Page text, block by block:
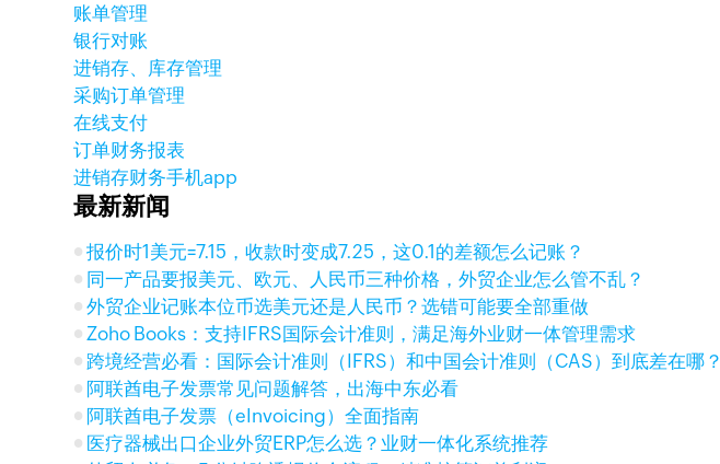
账单管理
银行对账
进销存、库存管理
采购订单管理
在线支付
订单财务报表
进销存财务手机app
最新新闻
报价时1美元=7.15，收款时变成7.25，这0.1的差额怎么记账？
同一产品要报美元、欧元、人民币三种价格，外贸企业怎么管不乱？
外贸企业记账本位币选美元还是人民币？选错可能要全部重做
Zoho Books：支持IFRS国际会计准则，满足海外业财一体管理需求
跨境经营必看：国际会计准则（IFRS）和中国会计准则（CAS）到底差在哪？
阿联酋电子发票常见问题解答，出海中东必看
阿联酋电子发票（eInvoicing）全面指南
医疗器械出口企业外贸ERP怎么选？业财一体化系统推荐